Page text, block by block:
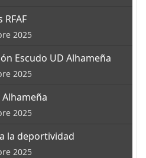
2025
Escudo UD Alhameña
2025
2025
la deportividad
2025